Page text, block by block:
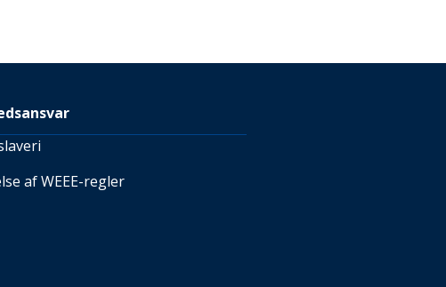
af WEEE-regler